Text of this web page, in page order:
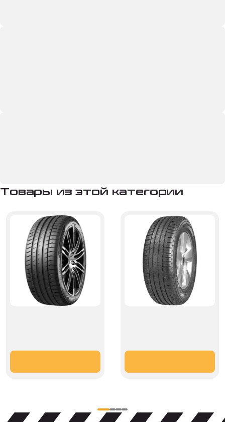
Товары из этой категории